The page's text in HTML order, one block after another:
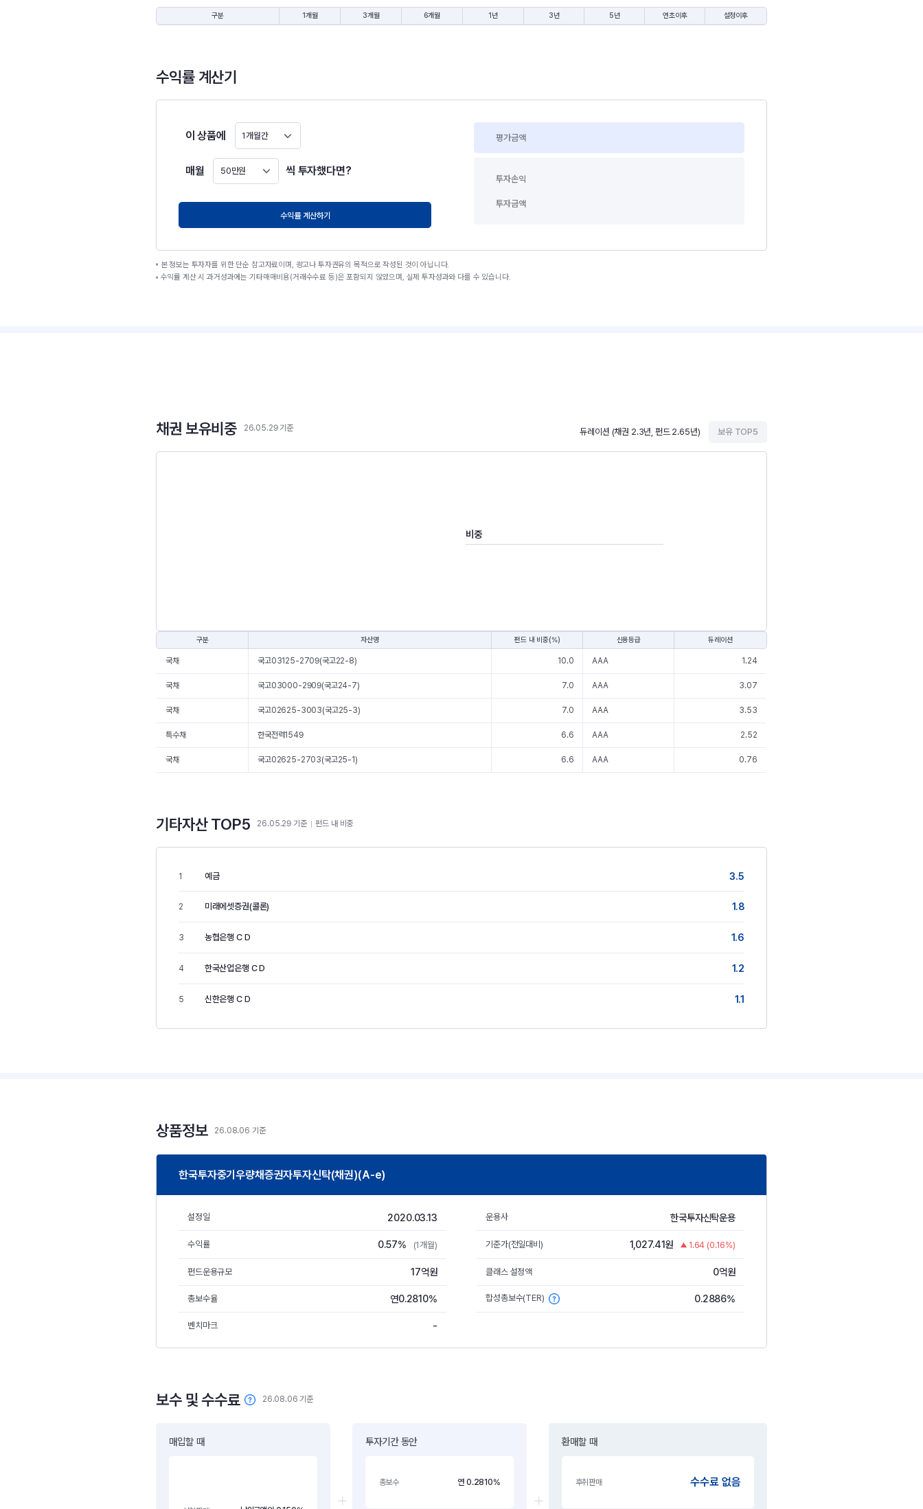
구분 1개월 3개월 6개월 1년 3년 5년 연초이후 설정이후
수익률 계산기
이 상품에 1개월간
매월 50만원 원 씩 투자했다면?
수익률 계산하기
평가금액
투자손익
투자금액
본 정보는 투자자를 위한 단순 참고자료이며, 광고나 투자권유의 목적으로 작성된 것이 아닙니다.
수익률 계산 시 과거성과에는 기타매매비용(거래수수료 등)은 포함되지 않았으며, 실제 투자성과와 다를 수 있습니다.
채권 보유비중 26.05.29 기준 듀레이션 (채권 2.3년, 펀드 2.65년) 보유 TOP5
비중
구분 자산명 펀드 내 비중(%) 신용등급 듀레이션
국채 국고03125-2709(국고22-8) 10.0 AAA 1.24
국채 국고03000-2909(국고24-7) 7.0 AAA 3.07
국채 국고02625-3003(국고25-3) 7.0 AAA 3.53
특수채 한국전력1549 6.6 AAA 2.52
국채 국고02625-2703(국고25-1) 6.6 AAA 0.76
기타자산 TOP5 26.05.29 기준 펀드 내 비중
1 예금 3.5
2 미래에셋증권(콜론) 1.8
3 농협은행 C D 1.6
4 한국산업은행 C D 1.2
5 신한은행 C D 1.1
상품정보 26.08.06 기준
한국투자중기우량채증권자투자신탁(채권)(A-e)
설정일 2020.03.13 운용사 한국투자신탁운용
수익률 0.57% (1개월) 기준가(전일대비) 1,027.41원 1.64 (0.16%)
펀드운용규모 17억원 클래스 설정액 0억원
총보수율 연0.2810% 합성총보수(TER) 0.2886%
벤치마크 -
보수 및 수수료 26.08.06 기준
매입할 때 투자기간 동안
총보수 연 0.2810%
환매할 때
후취판매 수수료 없음